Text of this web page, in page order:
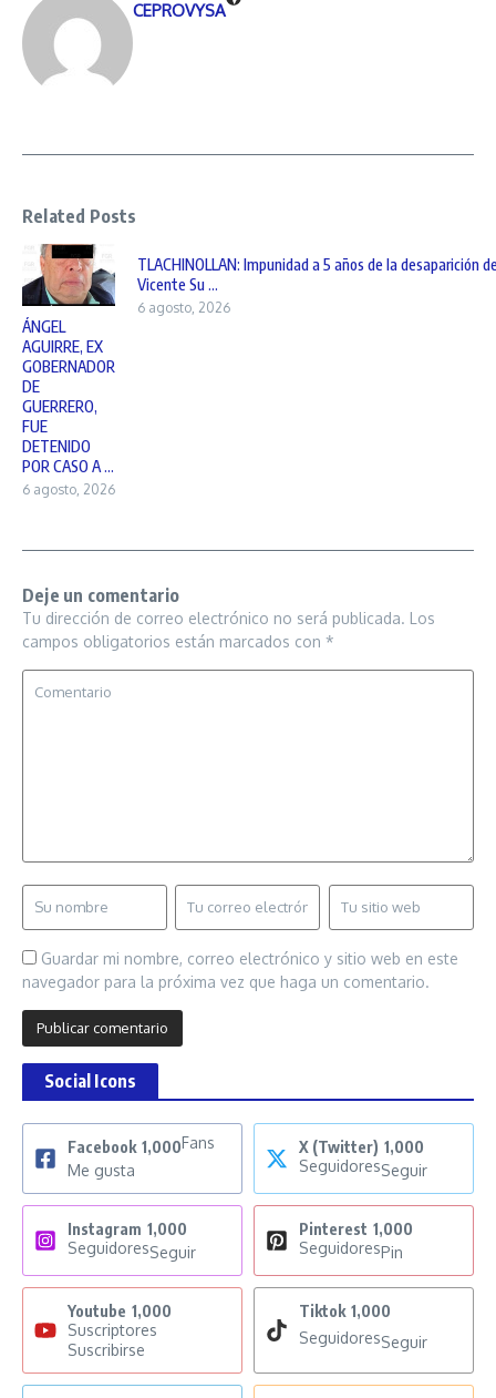
CEPROVYSA
Related Posts
ÁNGEL
AGUIRRE, EX
GOBERNADOR
DE
GUERRERO,
FUE
DETENIDO
POR CASO A ...
6 agosto, 2026
TLACHINOLLAN: Impunidad a 5 años de la desaparición
Vicente Su ...
6 agosto, 2026
Deje un comentario
Tu dirección de correo electrónico no será publicada. Los
campos obligatorios están marcados con *
Guardar mi nombre, correo electrónico y sitio web en este
navegador para la próxima vez que haga un comentario.
Social Icons
Facebook 1,000Fans
Me gusta
X (Twitter) 1,000
SeguidoresSeguir
Instagram 1,000
SeguidoresSeguir
Pinterest 1,000
SeguidoresPin
Youtube 1,000
Suscriptores
Suscribirse
Tiktok 1,000
SeguidoresSeguir